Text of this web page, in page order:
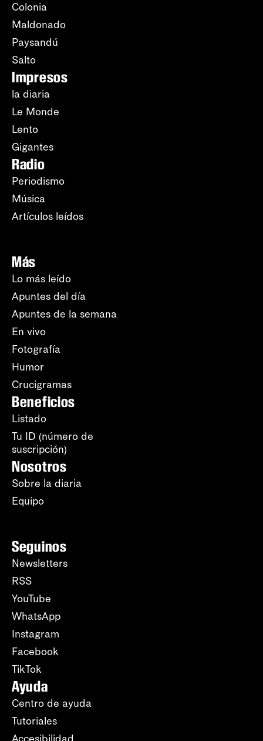
Colonia
Maldonado
Paysandú
Salto
Impresos
la diaria
Le Monde
Lento
Gigantes
Radio
Periodismo
Música
Artículos leídos
Más
Lo más leído
Apuntes del día
Apuntes de la semana
En vivo
Fotografía
Humor
Crucigramas
Beneficios
Listado
Tu ID (número de
suscripción)
Nosotros
Sobre la diaria
Equipo
Seguinos
Newsletters
RSS
YouTube
WhatsApp
Instagram
Facebook
TikTok
Ayuda
Centro de ayuda
Tutoriales